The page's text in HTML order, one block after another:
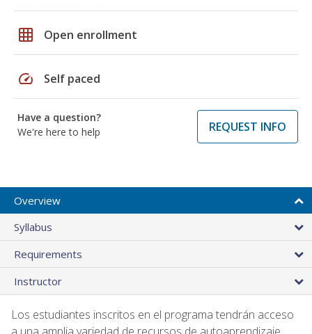
grid_on Open enrollment
speed Self paced
Have a question?
We're here to help
REQUEST INFO
Overview
Syllabus
Requirements
Instructor
Los estudiantes inscritos en el programa tendrán acceso